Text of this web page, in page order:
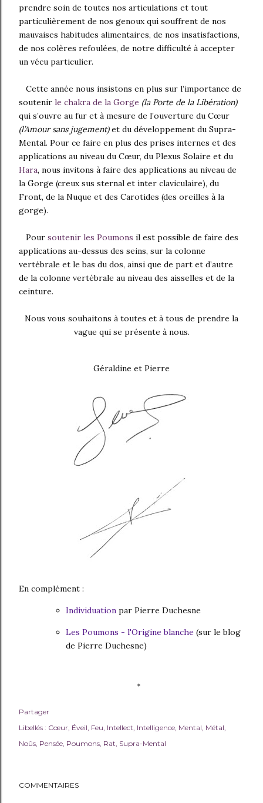
prendre soin de toutes nos articulations et tout
particulièrement de nos genoux qui souffrent de nos
mauvaises habitudes alimentaires, de nos insatisfactions,
de nos colères refoulées, de notre difficulté à accepter
un vécu particulier.
Cette année nous insistons en plus sur l’importance de
soutenir le chakra de la Gorge (la Porte de la Libération)
qui s’ouvre au fur et à mesure de l’ouverture du Cœur
(l’Amour sans jugement)et du développement du Supra-
Mental. Pour ce faire en plus des prises internes et des
applications au niveau du Cœur, du Plexus Solaire et du
Hara, nous invitons à faire des applications au niveau de
la Gorge (creux sus sternal et inter claviculaire), du
Front, de la Nuque et des Carotides (des oreilles à la
gorge).
Pour soutenir les Poumons il est possible de faire des
applications au-dessus des seins, sur la colonne
vertébrale et le bas du dos, ainsi que de part et d’autre
de la colonne vertébrale au niveau des aisselles et de la
ceinture.
Nous vous souhaitons à toutes et à tous de prendre la
vague qui se présente à nous.
Géraldine et Pierre
En complément :
Individuation par Pierre Duchesne
Les Poumons - l'Origine blanche (sur le blog
de Pierre Duchesne)
Partager
Libellés : Cœur Éveil Feu Intellect Intelligence Mental Métal
Noûs Pensée Poumons Rat Supra-Mental
COMMENTAIRES